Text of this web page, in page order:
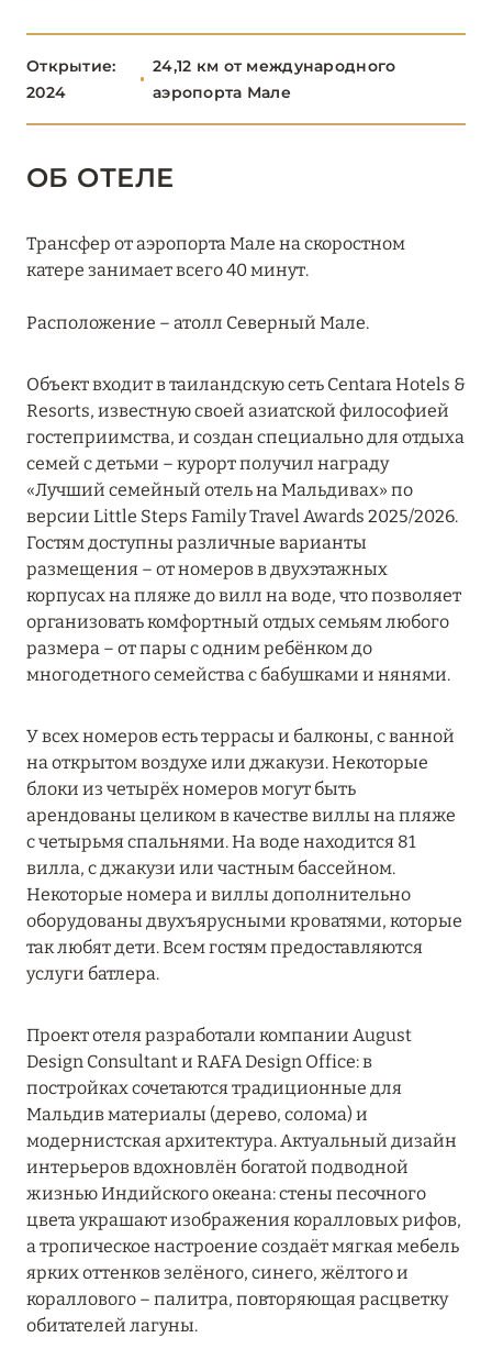
Banyan Tree Vabbinfaru
Baros Maldives
Centara Mirage Lagoon Maldives
Dhawa Ihuru
Grand Park Kodhipparu Maldives
Joy Island
Jumeirah Olhahali Island
Kagi Maldives Resort & Spa
Kuda Villingili Resort Maldives
One&Only Reethi Rah
Patina Maldives
Taj Coral Reef Resort & Spa, Maldives
ТАА
ХАА-АЛИФ
ШАВИЙАНИ
ЮЖНЫЙ АРИ
ЮЖНЫЙ МАЛЕ
Открытие:
2024
24,12 км от международного
аэропорта Мале
ОБ ОТЕЛЕ
Трансфер от аэропорта Мале на скоростном
катере занимает всего 40 минут.
Расположение – атолл Северный Мале.
Объект входит в таиландскую сеть Centara Hotels &
Resorts, известную своей азиатской философией
гостеприимства, и создан специально для отдыха
семей с детьми – курорт получил награду
«Лучший семейный отель на Мальдивах» по
версии Little Steps Family Travel Awards 2025/2026.
Гостям доступны различные варианты
размещения – от номеров в двухэтажных
корпусах на пляже до вилл на воде, что позволяет
организовать комфортный отдых семьям любого
размера – от пары с одним ребёнком до
многодетного семейства с бабушками и нянями.
У всех номеров есть террасы и балконы, с ванной
на открытом воздухе или джакузи. Некоторые
блоки из четырёх номеров могут быть
арендованы целиком в качестве виллы на пляже
с четырьмя спальнями. На воде находится 81
вилла, с джакузи или частным бассейном.
Некоторые номера и виллы дополнительно
оборудованы двухъярусными кроватями, которые
так любят дети. Всем гостям предоставляются
услуги батлера.
Проект отеля разработали компании August
Design Consultant и RAFA Design Office: в
постройках сочетаются традиционные для
Мальдив материалы (дерево, солома) и
модернистская архитектура. Актуальный дизайн
интерьеров вдохновлён богатой подводной
жизнью Индийского океана: стены песочного
цвета украшают изображения коралловых рифов,
а тропическое настроение создаёт мягкая мебель
ярких оттенков зелёного, синего, жёлтого и
кораллового – палитра, повторяющая расцветку
обитателей лагуны.